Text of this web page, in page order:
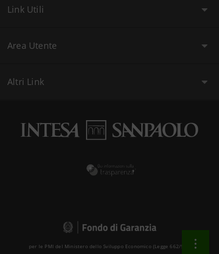
Link Utili
Area Utente
Altri Link
per le PMI del Ministero dello Sviluppo Economico (Legge 662/96 )